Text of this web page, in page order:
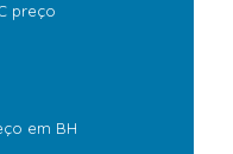
preço
em BH